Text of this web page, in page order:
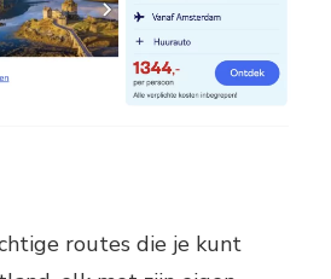
routes die je kunt